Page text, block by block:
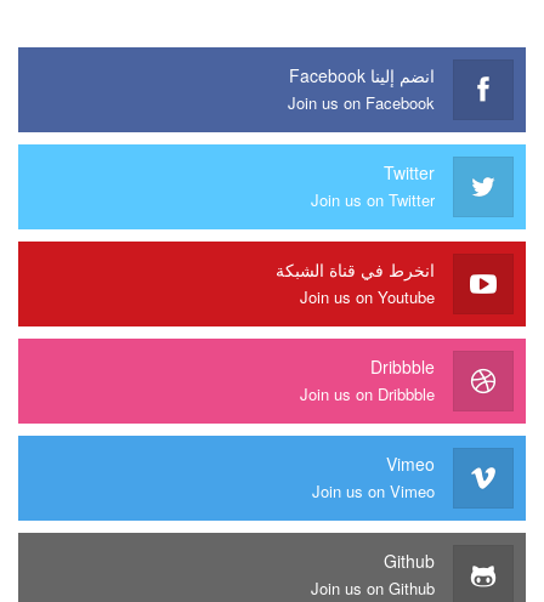
انضم إلينا Facebook
Join us on Facebook
Twitter
Join us on Twitter
انخرط في قناة الشبكة
Join us on Youtube
Dribbble
Join us on Dribbble
Vimeo
Join us on Vimeo
Github
Join us on Github